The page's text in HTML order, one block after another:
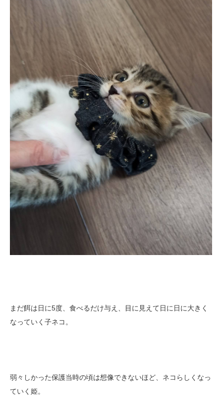
まだ餌は日に5度、食べるだけ与え、目に見えて日に日に大きく
なっていく子ネコ。
弱々しかった保護当時の頃は想像できないほど、ネコらしくなっ
ていく姫。